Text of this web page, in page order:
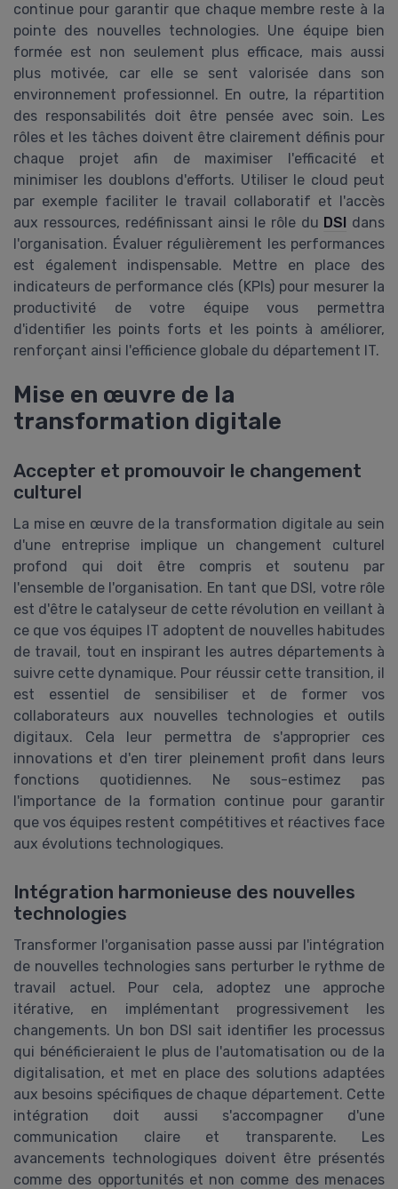
continue pour garantir que chaque membre reste à la
pointe des nouvelles technologies. Une équipe bien
formée est non seulement plus efficace, mais aussi
plus motivée, car elle se sent valorisée dans son
environnement professionnel. En outre, la répartition
des responsabilités doit être pensée avec soin. Les
rôles et les tâches doivent être clairement définis pour
chaque projet afin de maximiser l'efficacité et
minimiser les doublons d'efforts. Utiliser le cloud peut
par exemple faciliter le travail collaboratif et l'accès
aux ressources, redéfinissant ainsi le rôle du DSI dans
l'organisation. Évaluer régulièrement les performances
est également indispensable. Mettre en place des
indicateurs de performance clés (KPIs) pour mesurer la
productivité de votre équipe vous permettra
d'identifier les points forts et les points à améliorer,
renforçant ainsi l'efficience globale du département IT.
Mise en œuvre de la
transformation digitale
Accepter et promouvoir le changement
culturel
La mise en œuvre de la transformation digitale au sein
d'une entreprise implique un changement culturel
profond qui doit être compris et soutenu par
l'ensemble de l'organisation. En tant que DSI, votre rôle
est d'être le catalyseur de cette révolution en veillant à
ce que vos équipes IT adoptent de nouvelles habitudes
de travail, tout en inspirant les autres départements à
suivre cette dynamique. Pour réussir cette transition, il
est essentiel de sensibiliser et de former vos
collaborateurs aux nouvelles technologies et outils
digitaux. Cela leur permettra de s'approprier ces
innovations et d'en tirer pleinement profit dans leurs
fonctions quotidiennes. Ne sous-estimez pas
l'importance de la formation continue pour garantir
que vos équipes restent compétitives et réactives face
aux évolutions technologiques.
Intégration harmonieuse des nouvelles
technologies
Transformer l'organisation passe aussi par l'intégration
de nouvelles technologies sans perturber le rythme de
travail actuel. Pour cela, adoptez une approche
itérative, en implémentant progressivement les
changements. Un bon DSI sait identifier les processus
qui bénéficieraient le plus de l'automatisation ou de la
digitalisation, et met en place des solutions adaptées
aux besoins spécifiques de chaque département. Cette
intégration doit aussi s'accompagner d'une
communication claire et transparente. Les
avancements technologiques doivent être présentés
comme des opportunités et non comme des menaces